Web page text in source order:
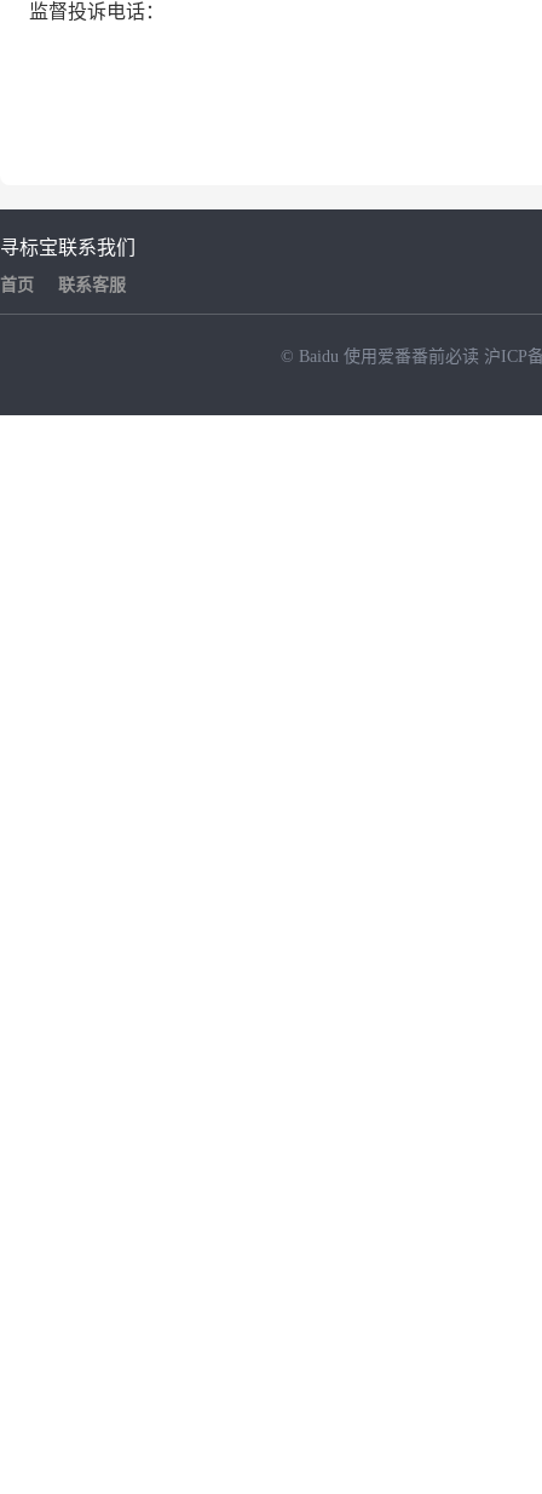
监督投诉电话：
寻标宝
首页
联系我们
联系客服
© Baidu 使用爱番番前必读 沪ICP